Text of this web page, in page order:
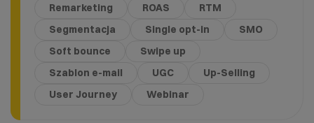
Remarketing
ROAS
RTM
Segmentacja
Single opt-in
SMO
Soft bounce
Swipe up
Szablon e-mail
UGC
Up-Selling
User Journey
Webinar